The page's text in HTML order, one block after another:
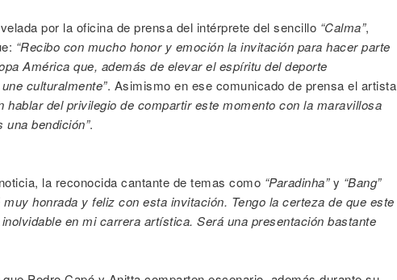
por la oficina de prensa del intérprete del sencillo “Calma”,
“Recibo con mucho honor y emoción la invitación para hacer parte
América que, además de elevar el espíritu del deporte
culturalmente”. Asimismo en ese comunicado de prensa el artista
hablar del privilegio de compartir este momento con la maravillosa
bendición”.
la reconocida cantante de temas como “Paradinha”y “Bang”
muy honrada y feliz con esta invitación. Tengo la certeza de que este
en mi carrera artística. Será una presentación bastante